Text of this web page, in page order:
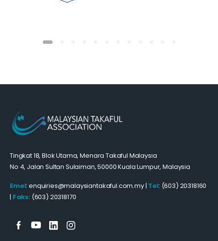
Tingkat 18, Blok Utama, Menara Takaful Malaysia
No 4, Jalan Sultan Sulaiman, 50000 Kuala Lumpur, Malaysia
Emel: enquiries@malaysiantakaful.com.my | Tel: (603) 20318160
| Faks: (603) 20318170